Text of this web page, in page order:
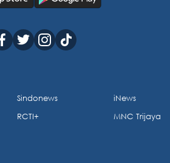
Sindonews
RCTI+
iNews
MNC Trijaya